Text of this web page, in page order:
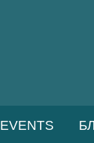
EVENTS